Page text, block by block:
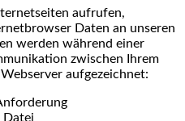
aufrufen,
Daten an unseren
werden während einer
zwischen Ihrem
aufgezeichnet:
Datei